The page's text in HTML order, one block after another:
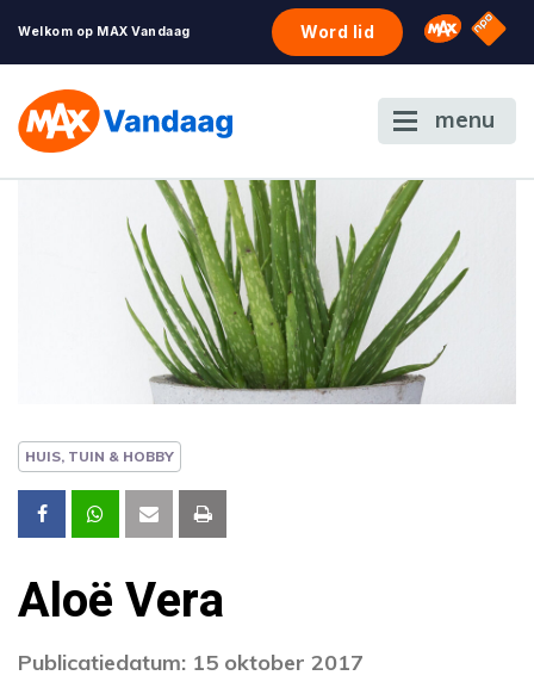
Welkom op MAX Vandaag Word lid Omroep
NPO
menu
HUIS, TUIN & HOBBY
Aloë Vera
Publicatiedatum: 15 oktober 2017